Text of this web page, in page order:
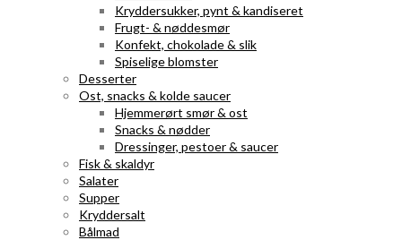
Kryddersukker, pynt & kandiseret
Frugt- & nøddesmør
Konfekt, chokolade & slik
Spiselige blomster
Desserter
Ost, snacks & kolde saucer
Hjemmerørt smør & ost
Snacks & nødder
Dressinger, pestoer & saucer
Fisk & skaldyr
Salater
Supper
Kryddersalt
Bålmad